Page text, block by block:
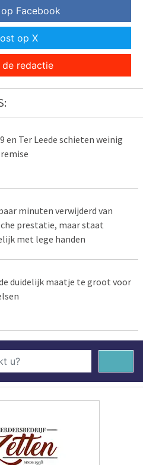
Facebook
op X
de redactie
en Ter Leede schieten weinig
minuten verwijderd van
prestatie, maar staat
met lege handen
duidelijk maatje te groot voor